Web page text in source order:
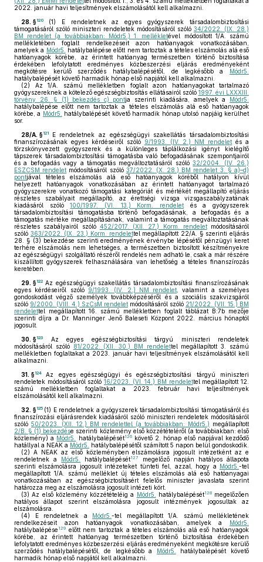
2022. január havi teljesítmények elszámolásától kell alkalmazni.
28. §120 (1) E rendeletnek az egyes gyógyszerek társadalombiztosítási
támogatásáról szóló miniszteri rendeletek módosításáról szóló 34/2022. (IX. 28.)
BM rendelet (a továbbiakban: Módr5.) 1. mellékletével módosított 1/A. számú
mellékletében foglalt rendelkezéseit azon hatóanyagok vonatkozásában,
amelyek a Módr5.
hatálybalépése előtt nem tartoztak a tételes elszámolás alá eső
hatóanyagok körébe, az érintett hatóanyag természetben történő biztosítása
érdekében lefolytatott eredményes közbeszerzési eljárás eredményeként
megkötésre kerülő szerződés hatálybalépésétől, de legkésőbb a Módr5.
hatálybalépését követő harmadik hónap első napjától kell alkalmazni.
(2) Az 1/A. számú mellékletben foglalt azon hatóanyagokat tartalmazó
gyógyszereknek a kötelező egészségbiztosítás ellátásairól szóló 1997. évi LXXXIII.
törvény 26. § (1) bekezdés c) pontja szerinti kiadására, amelyek a Módr5.
hatálybalépése előtt nem tartoztak a tételes elszámolás alá eső hatóanyagok
körébe, a Módr5.
hatálybalépését követő harmadik hónap utolsó napjáig kerülhet
sor.
28/A. §121
E rendeletnek az egészségügyi szakellátás társadalombiztosítási
finanszírozásának egyes kérdéseiről szóló 9/1993. (IV. 2.) NM rendelet és a
törzskönyvezett gyógyszerek és a különleges táplálkozási igényt kielégítő
tápszerek társadalombiztosítási támogatásba való befogadásának szempontjairól
és a befogadás vagy a támogatás megváltoztatásáról szóló32/2004. (IV. 26.)
ESZCSM rendelet módosításáról szóló 37/2022. (X. 28.) BM rendelet 3. § a)–d)
pontjával tételes elszámolás alá eső hatóanyagok köréből hatályon kívül
helyezett hatóanyagok vonatkozásában az érintett hatóanyagot tartalmazó
gyógyszerekre vonatkozó támogatási kategóriát és mértékét megállapító eljárás
részletes szabályait megállapító, az érettségi vizsga vizsgaszabályzatának
kiadásáról szóló100/1997. (VI. 13.) Korm. rendelet és a gyógyszerek
társadalombiztosítási támogatásba történő befogadásának, a befogadás és a
támogatás mértéke megállapításának, valamint a támogatás megváltoztatásának
részletes szabályairól szóló 452/2017. (XII. 27.) Korm. rendeletmódosításáról
szóló 363/2022. (IX. 23.) Korm. rendelettel megállapított 22/A. § szerinti eljárás
28. § (3) bekezdése szerinti eredményének érvénybe lépésétől pénzügyi keret
terhére elszámolás nem lehetséges, a természetben biztosított készítményekre
az egészségügyi szolgáltató részéről rendelés nem adható le, csak a már részére
kiszállított gyógyszerek felhasználására van lehetőség a tételes finanszírozás
keretében.
29. §122 Az egészségügyi szakellátás társadalombiztosítási finanszírozásának
egyes kérdéseiről szóló 9/1993. (IV. 2.) NM rendelet , valamint a személyes
gondoskodást végző személyek továbbképzéséről és a szociális szakvizsgáról
szóló 9/2000. (VIII. 4.) SzCsM rendelet módosításáról szóló 21/2022. (VII. 15.) BM
rendelettel megállapított 16. számú mellékletben foglalt táblázat B:7b mezője
szerinti díjra a Dr. Manninger Jenő Baleseti Központ 2022. március hónaptól
jogosult.
30. §123
Az egyes egészségbiztosítási tárgyú miniszteri rendeletek
módosításáról szóló 81/2022. (XII. 30.) BM rendelettel megállapított 3. számú
mellékletben foglaltakat a 2023. január havi teljesítmények elszámolásától kell
alkalmazni.
31. §124
Az egyes egészségügyi és egészségbiztosítási tárgyú miniszteri
rendeletek módosításáról szóló 16/2023. (VI. 14.) BM rendelettel megállapított 12.
számú mellékletben foglaltakat a 2023. február havi teljesítmények
elszámolásától kell alkalmazni.
32. §125 (1) E rendeletnek a gyógyszerek társadalombiztosítási támogatásáról és
finanszírozási eljárásrendek kiadásáról szóló miniszteri rendeletek módosításáról
szóló 50/2023. (XII. 12.) BM rendelettel (a továbbiakban: Módr5.) megállapított
2/B. § (1) bekezdése szerinti közlemény első közzétételéről (a továbbiakban: első
közlemény) a Módr5. hatálybalépését126követő 2. hónap első napjával kezdődő
hatállyal a NEAK a Módr5.
hatálybalépésétől számított 5 napon belül gondoskodik.
(2) A NEAK az első közleményben elszámolásra jogosult intézetként az e
rendeletnek a Módr5. hatálybalépését127
megelőző napján hatályos állapota
szerinti elszámolásra jogosult intézeteket tünteti fel, azzal, hogy a Módr5. -tel
megállapított 1/A. számú melléklet új tételes elszámolás alá eső hatóanyagai
vonatkozásában az egészségbiztosításért felelős miniszter javaslata szerint
határozza meg az elszámolásra jogosult intézeti kört.
(3) Az első közlemény közzétételéig a Módr5. hatálybalépését128megelőzően
hatályos állapot szerint elszámolásra jogosult intézmények jogosultak az
elszámolásra.
(4) E rendeletnek a Módr5. -tel megállapított 1/A. számú mellékletének
rendelkezéseit azon hatóanyagok vonatkozásában, amelyek a Módr5.
hatálybalépése 129 előtt nem tartoztak a tételes elszámolás alá eső hatóanyagok
körébe, az érintett hatóanyag természetben történő biztosítása érdekében
lefolytatott eredményes közbeszerzési eljárás eredményeként megkötésre kerülő
szerződés hatálybalépésétől, de legkésőbb a Módr5.
hatálybalépését követő
harmadik hónap első napjától kell alkalmazni.